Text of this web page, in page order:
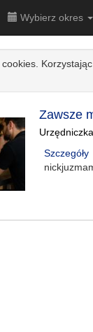
Wybierz okres
Zawsze
Szczegóły